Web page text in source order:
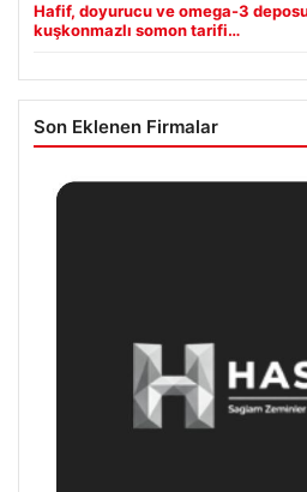
Hafif, doyurucu ve omega-3
kuşkonmazlı somon tarifi…
Son Eklenen Firmalar